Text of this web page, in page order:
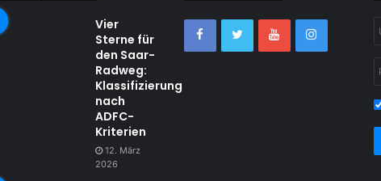
Vier
Sterne für
den Saar-
Radweg:
Klassifizierung
nach
ADFC-
Kriterien
12. März
2026